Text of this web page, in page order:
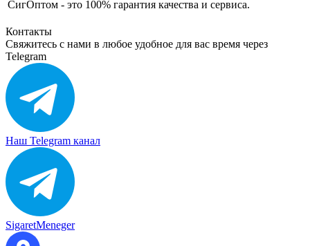
СигОптом - это 100% гарантия качества и сервиса.
Контакты
Свяжитесь с нами в любое удобное для вас время через
Telegram
Наш Telegram канал
SigaretMeneger